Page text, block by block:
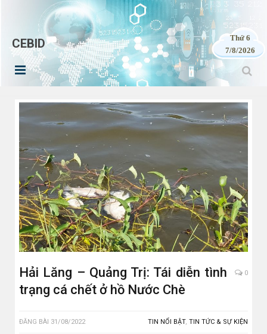
CEBID
Thứ 6
7/8/2026
Hải Lăng – Quảng Trị: Tái diễn tình
trạng cá chết ở hồ Nước Chè
0
ĐĂNG BÀI 31/08/2022 TIN NỔI BẬT, TIN TỨC & SỰ KIỆN